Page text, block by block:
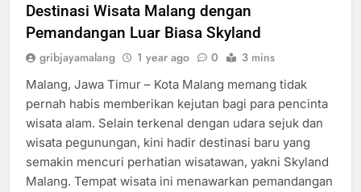
Destinasi Wisata Malang dengan
Pemandangan Luar Biasa Skyland
gribjayamalang 1 year ago 0 3 mins
Malang, Jawa Timur – Kota Malang memang tidak
pernah habis memberikan kejutan bagi para pencinta
wisata alam. Selain terkenal dengan udara sejuk dan
wisata pegunungan, kini hadir destinasi baru yang
semakin mencuri perhatian wisatawan, yakni Skyland
Malang. Tempat wisata ini menawarkan pemandangan